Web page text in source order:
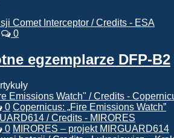
0
egzemplarze DFP-B2
0 Copernicus: „Fire Emissions Watch”
0 MIRORES – projekt MIRGUARD614